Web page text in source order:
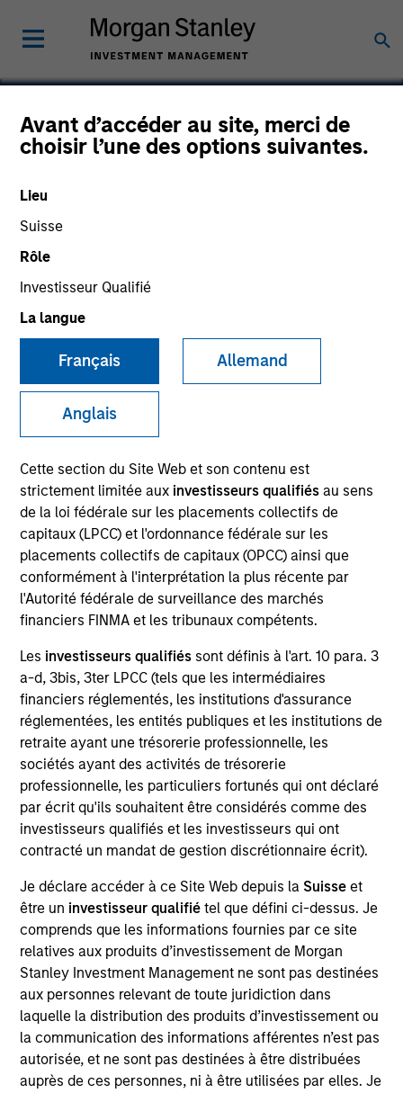
Avant d’accéder au site, merci de
choisir l’une des options suivantes.
Lieu
Suisse
Rôle
Investisseur Qualifié
La langue
Français Allemand
Anglais
Cette section du Site Web et son contenu est
strictement limitée aux investisseurs qualifiésau sens
de la loi fédérale sur les placements collectifs de
capitaux (LPCC) et l'ordonnance fédérale sur les
placements collectifs de capitaux (OPCC) ainsi que
conformément à l'interprétation la plus récente par
l'Autorité fédérale de surveillance des marchés
financiers FINMA et les tribunaux compétents.
Les investisseurs qualifiés sont définis à l'art. 10 para. 3
a-d, 3bis, 3ter LPCC (tels que les intermédiaires
financiers réglementés, les institutions d'assurance
réglementées, les entités publiques et les institutions de
retraite ayant une trésorerie professionnelle, les
sociétés ayant des activités de trésorerie
professionnelle, les particuliers fortunés qui ont déclaré
par écrit qu'ils souhaitent être considérés comme des
investisseurs qualifiés et les investisseurs qui ont
contracté un mandat de gestion discrétionnaire écrit).
Je déclare accéder à ce Site Web depuis la Suisse et
être un investisseur qualifiétel que défini ci-dessus. Je
comprends que les informations fournies par ce site
relatives aux produits d’investissement de Morgan
Stanley Investment Management ne sont pas destinées
aux personnes relevant de toute juridiction dans
laquelle la distribution des produits d’investissement ou
la communication des informations afférentes n’est pas
autorisée, et ne sont pas destinées à être distribuées
auprès de ces personnes, ni à être utilisées par elles. Je
Spinal Kinetics
SECTOR
Healthcare
COUNTRY
United States
Invested on
Jan 2017
Realization Date
Apr 2018
Exit Type
Strategic Purchase
Provider of cervical and lumbar artificial discs used in total
disc replacement surgery.
View Site
Investment Team
Morgan Stanley Expansion Capital